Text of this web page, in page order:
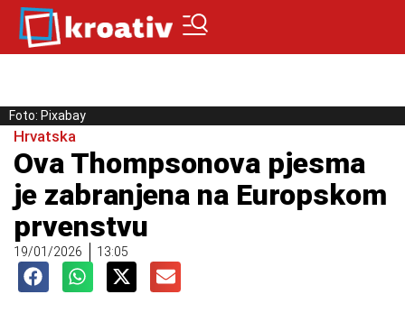
Foto: Pixabay
Hrvatska
Ova Thompsonova pjesma
je zabranjena na Europskom
prvenstvu
19/01/2026 13:05